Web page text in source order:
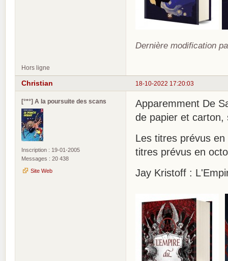
Dernière modification
Hors ligne
18-10-2022 17:20:03
Christian
[°*°] A la poursuite des scans
Inscription : 19-01-2005
Messages : 20 438
Site Web
Apparemment De
de papier et
Les titres prévus
titres prévus en
Jay Kristoff :